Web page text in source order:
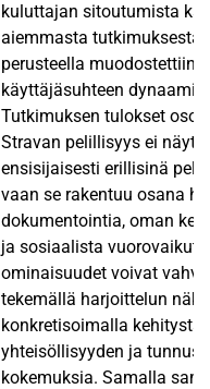
kuluttajan sitoutumista
aiemmasta tutkimuksesta.
perusteella muodostettiin
käyttäjäsuhteen
Tutkimuksen tulokset
Stravan pelillisyys ei
ensisijaisesti erillisinä
vaan se rakentuu osana
dokumentointia, oman
ja sosiaalista
ominaisuudet voivat
tekemällä harjoittelun
konkretisoimalla kehitystä
yhteisöllisyyden ja
kokemuksia. Samalla